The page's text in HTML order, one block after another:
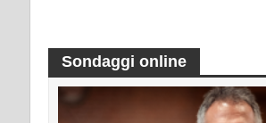
Sondaggi online